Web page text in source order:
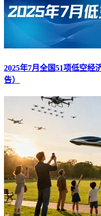
2025年7月全国51项低空经
告）